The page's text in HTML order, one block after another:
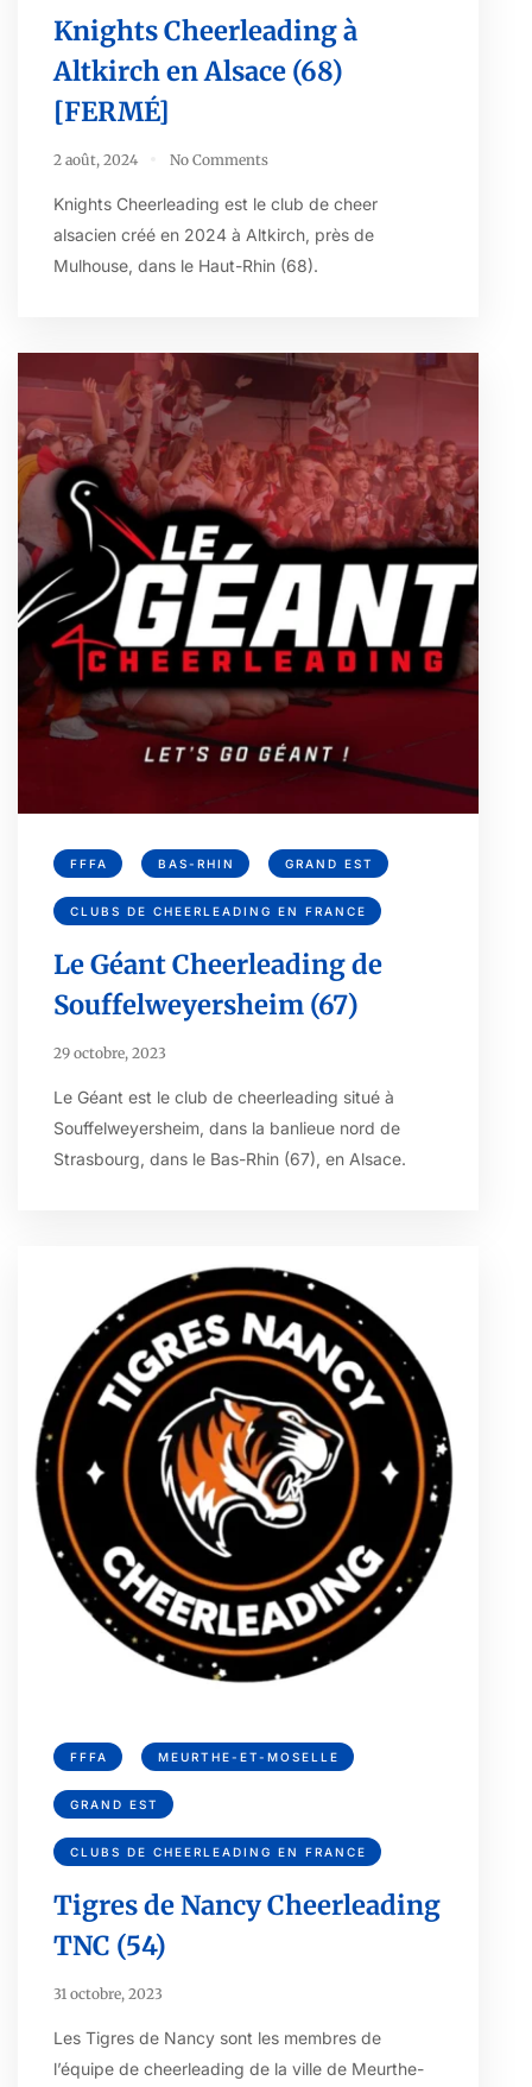
Knights Cheerleading à
Altkirch en Alsace (68)
[FERMÉ]
2 août, 2024 No Comments
Knights Cheerleading est le club de cheer
alsacien créé en 2024 à Altkirch, près de
Mulhouse, dans le Haut-Rhin (68).
FFFA BAS-RHIN GRAND EST
CLUBS DE CHEERLEADING EN FRANCE
Le Géant Cheerleading de
Souffelweyersheim (67)
29 octobre, 2023
Le Géant est le club de cheerleading situé à
Souffelweyersheim, dans la banlieue nord de
Strasbourg, dans le Bas-Rhin (67), en Alsace.
FFFA MEURTHE-ET-MOSELLE
GRAND EST
CLUBS DE CHEERLEADING EN FRANCE
Tigres de Nancy Cheerleading
TNC (54)
31 octobre, 2023
Les Tigres de Nancy sont les membres de
l’équipe de cheerleading de la ville de Meurthe-